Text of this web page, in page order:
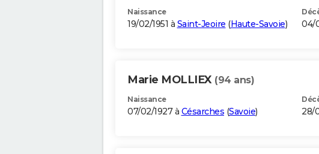
Naissance
19/02/1951 à Saint-Jeoire (Haute-Savoie) 04/
Marie MOLLIEX (94 ans)
Naissance
07/02/1927 à Césarches (Savoie) 28/